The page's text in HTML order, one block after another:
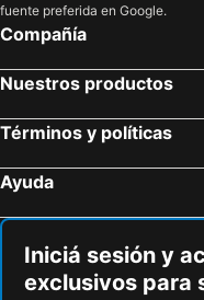
fuente preferida en Google.
Compañía
Nuestros productos
Términos y políticas
Ayuda
Iniciá sesión y
exclusivos para